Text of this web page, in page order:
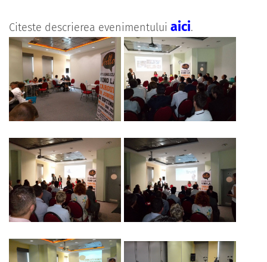
Citeste descrierea evenimentului aici.